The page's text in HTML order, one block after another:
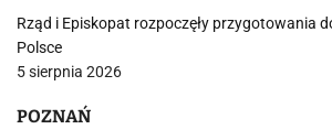
Rząd i Episkopat rozpoczęły przygotowania
Polsce
5 sierpnia 2026
POZNAŃ